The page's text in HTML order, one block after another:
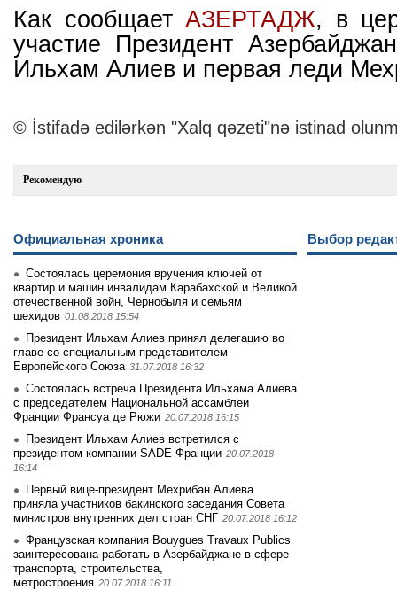
Как сообщаетАЗЕРТАДЖ, в
участие Президент
Ильхам Алиев и первая леди
© İstifadə edilərkən "Xalq qəzeti"nə istinad
Рекомендую
Официальная хроника
Состоялась церемония вручения ключей от
квартир и машин инвалидам Карабахской и Великой
отечественной войн, Чернобыля и семьям
шехидов 01.08.2018 15:54
Президент Ильхам Алиев принял делегацию во
главе со специальным представителем
Европейского Союза 31.07.2018 16:32
Состоялась встреча Президента Ильхама Алиева
с председателем Национальной ассамблеи
Франции Франсуа де Рюжи 20.07.2018 16:15
Президент Ильхам Алиев встретился с
президентом компании SADE Франции 20.07.2018
16:14
Первый вице-президент Мехрибан Алиева
приняла участников бакинского заседания Совета
министров внутренних дел стран СНГ 20.07.2018 16:12
Французская компания Bouygues Travaux Publics
заинтересована работать в Азербайджане в сфере
транспорта, строительства,
метростроения 20.07.2018 16:11
Выбор